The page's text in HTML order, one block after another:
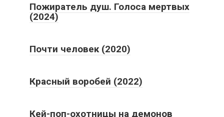
Пожиратель душ. Голоса мертвых
(2024)
Почти человек (2020)
Красный воробей (2022)
Кей-поп-охотницы на демонов